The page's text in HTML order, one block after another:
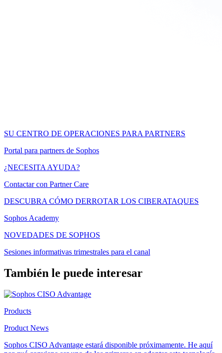
SU CENTRO DE OPERACIONES PARA PARTNERS
Portal para partners de Sophos
¿NECESITA AYUDA?
Contactar con Partner Care
DESCUBRA CÓMO DERROTAR LOS CIBERATAQUES
Sophos Academy
NOVEDADES DE SOPHOS
Sesiones informativas trimestrales para el canal
También le puede interesar
Products
Product News
Sophos CISO Advantage estará disponible próximamente. He aquí